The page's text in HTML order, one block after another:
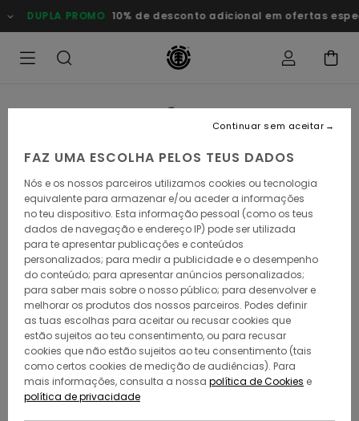
para
a
DUPLA PROMO 10% de desconto adicional em ofertas
FAZ UMA ESCOLHA PELOS TEUS DADOS
Nós e os nossos parceiros utilizamos cookies ou tecnologia
equivalente para armazenar e/ou aceder a informações
no teu dispositivo. Esta informação pessoal (como os teus
dados de navegação e endereço IP) pode ser utilizada
para te apresentar publicações e conteúdos
personalizados; para medir a publicidade e o desempenho
do conteúdo; para apresentar anúncios personalizados;
para saber mais sobre o nosso público; para desenvolver e
melhorar os produtos dos nossos parceiros. Podes definir
as tuas escolhas para aceitar ou recusar cookies que
estão sujeitos ao teu consentimento, ou para recusar
cookies que não estão sujeitos ao teu consentimento (tais
como certos cookies de medição de audiências). Para
mais informações, consulta a nossa política de Cookies e
política de privacidade
Continuar sem aceitar